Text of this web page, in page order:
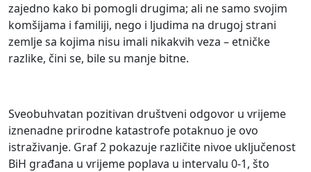
zajedno kako bi pomogli drugima; ali ne samo svojim
komšijama i familiji, nego i ljudima na drugoj strani
zemlje sa kojima nisu imali nikakvih veza – etničke
razlike, čini se, bile su manje bitne.
Sveobuhvatan pozitivan društveni odgovor u vrijeme
iznenadne prirodne katastrofe potaknuo je ovo
istraživanje. Graf 2 pokazuje različite nivoe uključenost
BiH građana u vrijeme poplava u intervalu 0-1, što